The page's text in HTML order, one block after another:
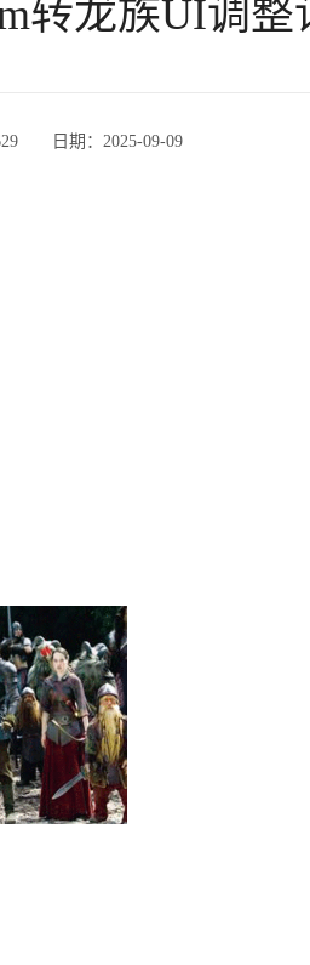
转龙族UI调
日期：2025-09-09